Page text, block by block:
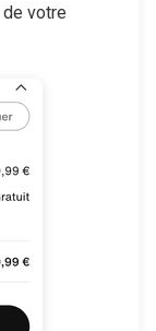
de votre